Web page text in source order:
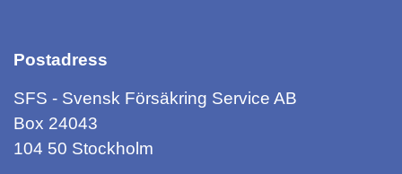
Postadress
SFS - Svensk Försäkring Service AB
Box 24043
104 50 Stockholm